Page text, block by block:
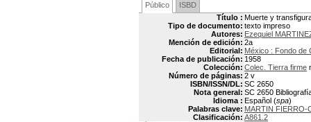
Público
ISBD
Título : Muerte y
Tipo de documento: texto impreso
Autores: Ezequiel
Mención de edición: 2a
Editorial: México : Fondo de
Fecha de publicación: 1958
Colección: Colec. Tierra firme
Número de páginas: 2 v
ISBN/ISSN/DL: SC 2650
Nota general: SC 2650
Idioma : Español (spa)
Palabras clave: MARTIN FIERRO-
Clasificación: A861.2